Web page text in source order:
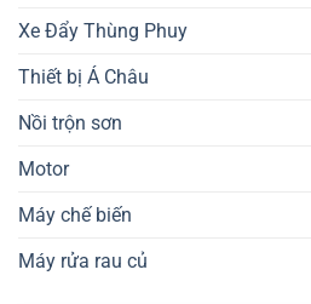
Xe Đẩy Thùng Phuy
Thiết bị Á Châu
Nồi trộn sơn
Motor
Máy chế biến
Máy rửa rau củ